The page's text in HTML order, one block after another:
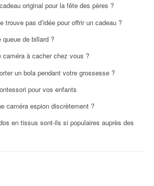
original pour la fête des pères ?
trouve pas d’idée pour offrir un cadeau ?
de billard ?
caméra à cacher chez vous ?
un bola pendant votre grossesse ?
pour vos enfants
caméra espion discrètement ?
en tissus sont-ils si populaires auprès des